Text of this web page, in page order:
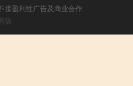
接盈利性广告及商业合作
孩